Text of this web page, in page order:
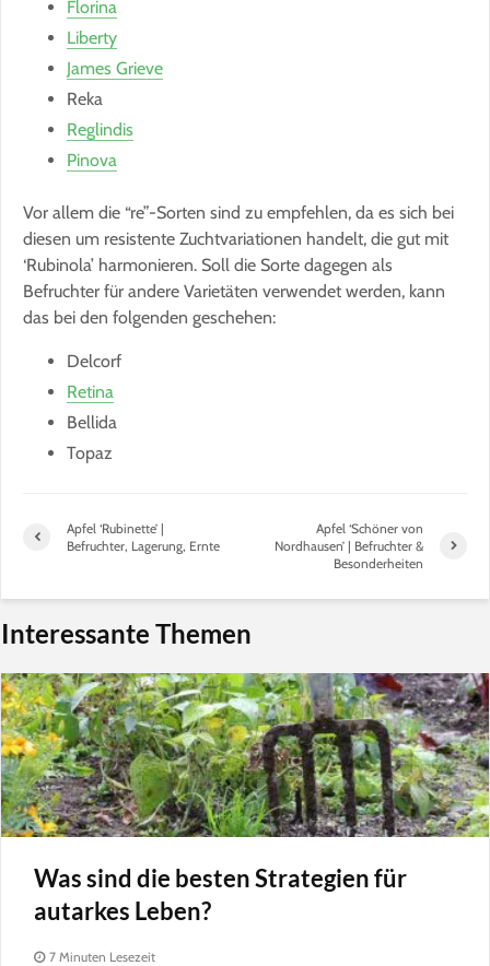
Florina
Liberty
James Grieve
Reka
Reglindis
Pinova
Vor allem die “re”-Sorten sind zu empfehlen, da es sich bei
diesen um resistente Zuchtvariationen handelt, die gut mit
‘Rubinola’ harmonieren. Soll die Sorte dagegen als
Befruchter für andere Varietäten verwendet werden, kann
das bei den folgenden geschehen:
Delcorf
Retina
Bellida
Topaz
Apfel ‘Rubinette’ |
Befruchter, Lagerung, Ernte
Apfel ‘Schöner von
Nordhausen’ | Befruchter &
Besonderheiten
Interessante Themen
Was sind die besten Strategien für
autarkes Leben?
7 Minuten Lesezeit